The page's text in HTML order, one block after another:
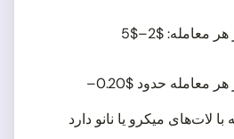
معامله: $2–$5
حداکثر ریسک در هر معامله حدود $0.20–
با لات‌های میکرو یا نانو دارد